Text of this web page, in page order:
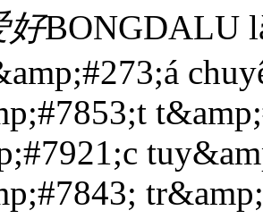
好BONGDALU